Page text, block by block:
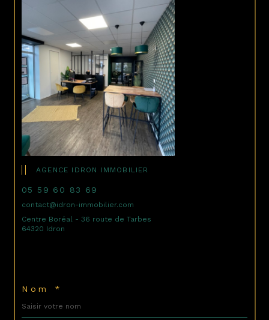
AGENCE IDRON IMMOBILIER
05 59 60 83 69
contact@idron-immobilier.com
Centre Boréal - 36 route de Tarbes
64320 Idron
Nom *